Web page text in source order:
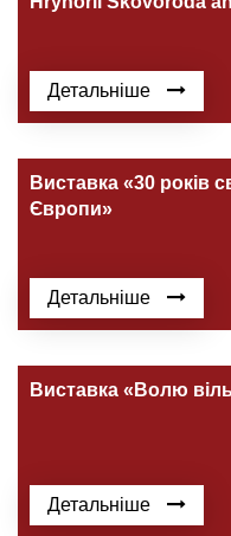
Детальніше
Виставка «30 років
Європи»
Детальніше
Виставка «Волю
Детальніше